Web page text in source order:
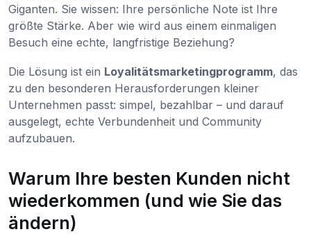
Giganten. Sie wissen: Ihre persönliche Note ist Ihre
größte Stärke. Aber wie wird aus einem einmaligen
Besuch eine echte, langfristige Beziehung?
Die Lösung ist ein Loyalitätsmarketingprogramm, das
zu den besonderen Herausforderungen kleiner
Unternehmen passt: simpel, bezahlbar – und darauf
ausgelegt, echte Verbundenheit und Community
aufzubauen.
Warum Ihre besten Kunden nicht
wiederkommen (und wie Sie das
ändern)